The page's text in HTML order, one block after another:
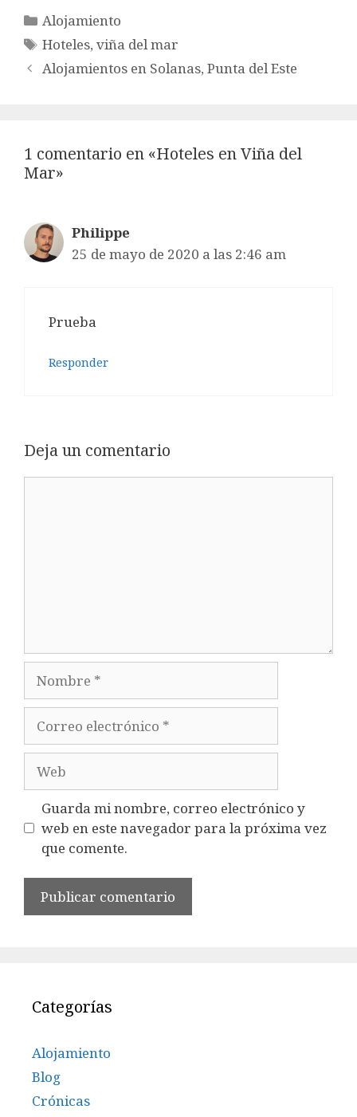
Categorías
Alojamiento
Etiquetas
Hoteles,viña del mar
Alojamientos en Solanas, Punta del Este
1 comentario en «Hoteles en Viña del
Mar»
Philippe
25 de mayo de 2020 a las 2:46 am
Prueba
Responder
Deja un comentario
electrónico
Guarda mi nombre, correo electrónico y
web en este navegador para la próxima vez
que comente.
Categorías
Alojamiento
Blog
Crónicas